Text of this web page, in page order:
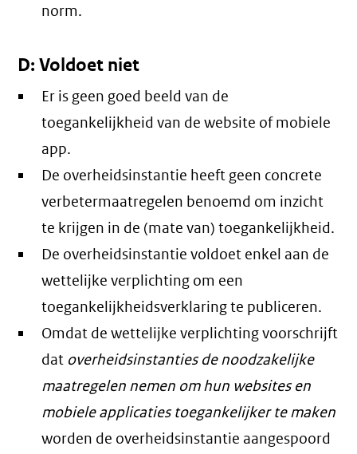
norm.
D: Voldoet niet
Er is geen goed beeld van de
toegankelijkheid van de website of mobiele
app.
De overheidsinstantie heeft geen concrete
verbetermaatregelen benoemd om inzicht
te krijgen in de (mate van) toegankelijkheid.
De overheidsinstantie voldoet enkel aan de
wettelijke verplichting om een
toegankelijkheidsverklaring te publiceren.
Omdat de wettelijke verplichting voorschrijft
dat overheidsinstanties de noodzakelijke
maatregelen nemen om hun websites en
mobiele applicaties toegankelijker te maken
worden de overheidsinstantie aangespoord